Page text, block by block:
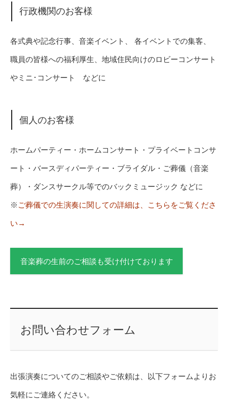
行政機関のお客様
各式典や記念行事、音楽イベント、 各イベントでの集客、
職員の皆様への福利厚生、地域住民向けのロビーコンサート
やミニ･コンサート などに
個人のお客様
ホームパーティー・ホームコンサート・プライベートコンサ
ート・バースディパーティー・ブライダル・ご葬儀（音楽
葬）・ダンスサークル等でのバックミュージック などに
※ ご葬儀での生演奏に関しての詳細は、こちらをご覧くださ
い→
音楽葬の生前のご相談も受け付けております
お問い合わせフォーム
出張演奏についてのご相談やご依頼は、以下フォームよりお
気軽にご連絡ください。